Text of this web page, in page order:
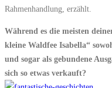
Rahmenhandlung, erzählt.
Während es die meisten
kleine Waldfee Isabella“
und sogar als gebundene
sich so etwas verkauft?